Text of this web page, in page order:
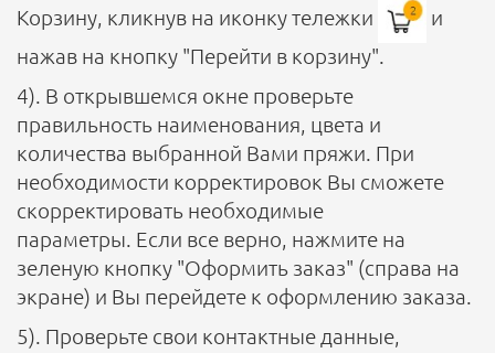
Корзину, кликнув на иконку тележки
и
нажав на кнопку "Перейти в корзину".
4). В открывшемся окне проверьте
правильность наименования, цвета и
количества выбранной Вами пряжи. При
необходимости корректировок Вы сможете
скорректировать необходимые
параметры. Если все верно, нажмите на
зеленую кнопку "Оформить заказ" (справа на
экране) и Вы перейдете к оформлению заказа.
5). Проверьте свои контактные данные,